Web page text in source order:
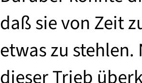
daß sie von Zeit
etwas zu